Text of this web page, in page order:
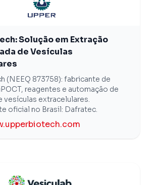
Solução em Extração
de Vesículas
(NEEQ 873758): fabricante de
reagentes e automação de
vesículas extracelulares.
oficial no Brasil: Dafratec.